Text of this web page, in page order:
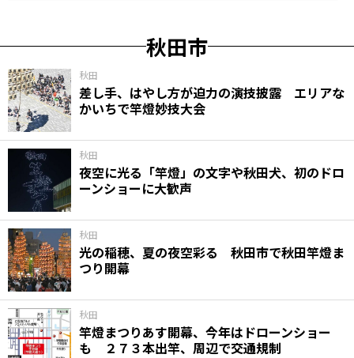
秋田市
秋田
差し手、はやし方が迫力の演技披露 エリアな
かいちで竿燈妙技大会
秋田
夜空に光る「竿燈」の文字や秋田犬、初のドロ
ーンショーに大歓声
秋田
光の稲穂、夏の夜空彩る 秋田市で秋田竿燈ま
つり開幕
秋田
竿燈まつりあす開幕、今年はドローンショー
も ２７３本出竿、周辺で交通規制